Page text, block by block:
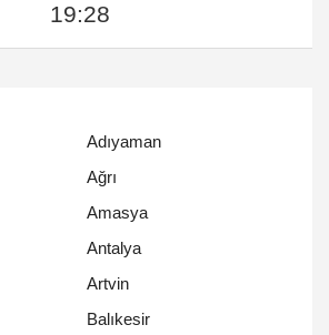
19:28
Adıyaman
Ağrı
Amasya
Antalya
Artvin
Balıkesir